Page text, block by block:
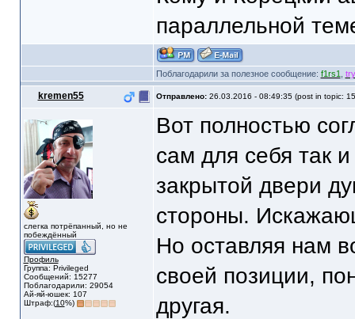
параллельной
Поблагодарили за полезное сообщение: f1rs1
kremen55 Отправлено: 26.03.2016 - 08:49:35 (post in topic:
слегка потрёпанный, но не
побеждённый
Профиль
Группа: Privileged
Сообщений: 15277
Поблагодарили: 29054
Ай-яй-юшек: 107
Штраф:(10%)
Вот полностью
сам для себя так
закрытой двери
стороны.
Но оставляя нам
своей позиции,
другая.